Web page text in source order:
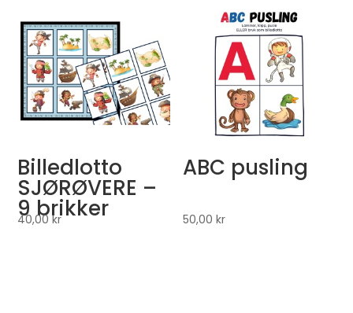
Billedlotto
SJØRØVERE –
9 brikker
40,00kr
ABC pusling
50,00kr